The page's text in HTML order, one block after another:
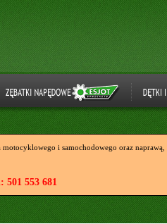
i samochodowego oraz naprawą,
553 681